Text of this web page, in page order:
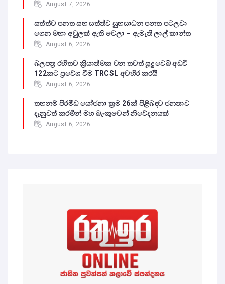
August 7, 2026
සත්ත්ව පනත සහ සත්ත්ව සුභසාධන පනත පටලවා
ගෙන මහා අවුලක් ඇති වෙලා – ඇමැති ලාල් කාන්ත
August 6, 2026
බලපත්‍ර රහිතව ක්‍රියාත්මක වන තවත් සූදු වෙබ් අඩවි
122කට ප්‍රවේශ වීම TRCSL අවහිර කරයි
August 6, 2026
තහනම් පිරමීඩ යෝජනා ක්‍රම 26ක් පිළිබඳව ජනතාව
දැනුවත් කරමින් මහ බැංකුවෙන් නිවේදනයක්
August 6, 2026